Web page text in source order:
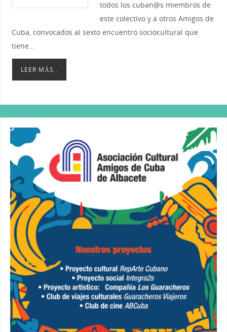
todos los cuban@s miembros de
este colectivo y a otros Amigos de
Cuba, convocados al sexto encuentro sociocultural que
tiene…
LEER MÁS..